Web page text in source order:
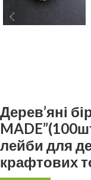
Дерев’яні
лейби для
крафтових